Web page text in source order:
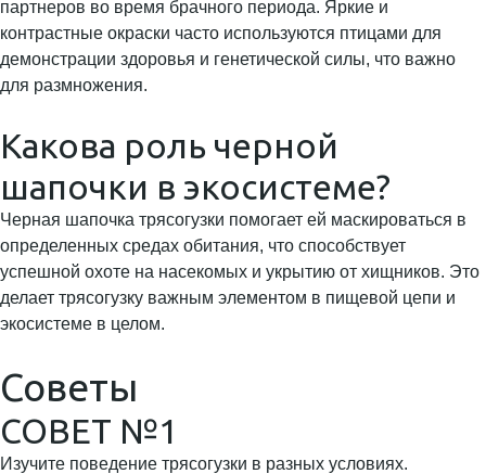
партнеров во время брачного периода. Яркие и
контрастные окраски часто используются птицами для
демонстрации здоровья и генетической силы, что важно
для размножения.
Какова роль черной
шапочки в экосистеме?
Черная шапочка трясогузки помогает ей маскироваться в
определенных средах обитания, что способствует
успешной охоте на насекомых и укрытию от хищников. Это
делает трясогузку важным элементом в пищевой цепи и
экосистеме в целом.
Советы
СОВЕТ №1
Изучите поведение трясогузки в разных условиях.